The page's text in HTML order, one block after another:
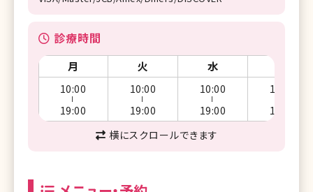
診療時間
月 火 水
10:00
19:00
10:00
19:00
10:00
19:00
10:00
19:00
横にスクロールできます